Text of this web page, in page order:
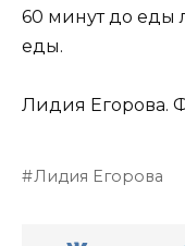
60 минут до еды
еды.
Лидия Егорова.
Лидия Егорова